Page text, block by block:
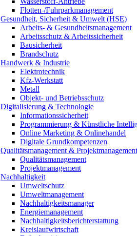
Flotten-/Fuhrparkmanagement
Gesundheit, Sicherheit & Umwelt (HSE)
Arbeits- & Gesundheitsmanagement
Arbeitsschutz & Arbeitssicherheit
Bausicherheit
Brandschutz
Handwerk & Industrie
Elektrotechnik
Kfz-Werkstatt
Metall
Objekt- und Betriebsschutz
Digitalisierung & Technologie
Informationssicherheit
Programmierung & Künstliche
Online Marketing & Onlinehandel
Digitale Grundkompetenzen
Qualitätsmanagement & Projektmanagement
Qualitätsmanagement
Projektmanagement
Nachhaltigkeit
Umweltschutz
Umweltmanagement
Nachhaltigkeitsmanager
Energiemanagement
Nachhaltigkeitsberichterstattung
Kreislaufwirtschaft